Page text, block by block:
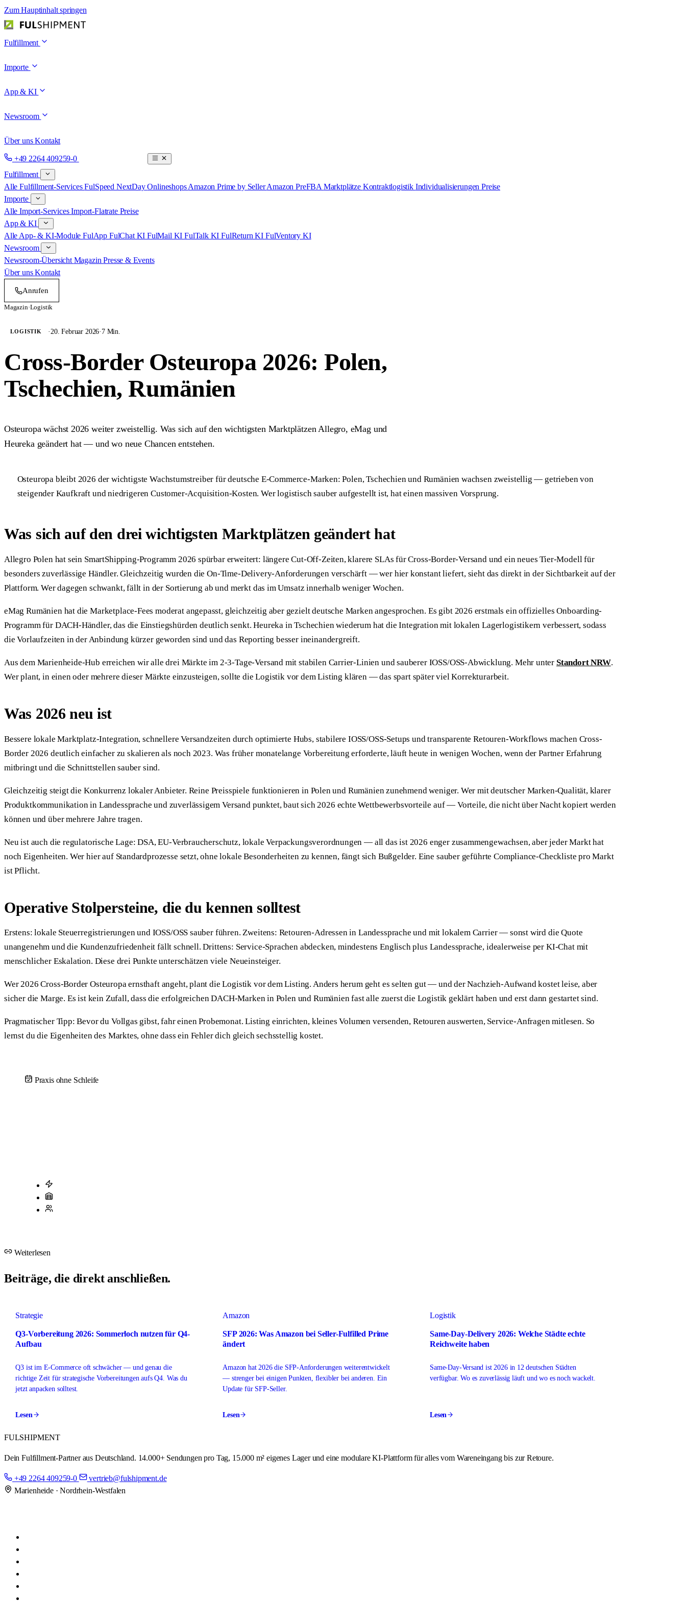
Zum Hauptinhalt springen
Fulfillment
Importe
App & KI
Newsroom
Über unsKontakt
+49 2264 409259-0
Fulfillment
Alle Fulfillment-ServicesFulSpeed NextDayOnlineshopsAmazon Prime by SellerAmazon PreFBA Marktplätze Kontraktlogistik IndividualisierungenPreise
Importe
Alle Import-ServicesImport-Flatrate Preise
App & KI
Alle App- & KI-ModuleFulApp FulChat KI FulMail KIFulTalk KIFulReturn KI FulVentory KI
Newsroom
Newsroom-Übersicht MagazinPresse & Events
Über unsKontakt
Anrufen
Magazin·Logistik
LOGISTIK · 20. Februar 2026· 7 Min.
Cross-Border Osteuropa 2026: Polen,
Tschechien, Rumänien
Osteuropa wächst 2026 weiter zweistellig. Was sich auf den wichtigsten Marktplätzen Allegro, eMag und
Heureka geändert hat — und wo neue Chancen entstehen.
Osteuropa bleibt 2026 der wichtigste Wachstumstreiber für deutsche E-Commerce-Marken: Polen, Tschechien und Rumänien wachsen zweistellig — getrieben von
steigender Kaufkraft und niedrigeren Customer-Acquisition-Kosten. Wer logistisch sauber aufgestellt ist, hat einen massiven Vorsprung.
Was sich auf den drei wichtigsten Marktplätzen geändert hat
Allegro Polen hat sein SmartShipping-Programm 2026 spürbar erweitert: längere Cut-Off-Zeiten, klarere SLAs für Cross-Border-Versand und ein neues Tier-Modell für
besonders zuverlässige Händler. Gleichzeitig wurden die On-Time-Delivery-Anforderungen verschärft — wer hier konstant liefert, sieht das direkt in der Sichtbarkeit auf der
Plattform. Wer dagegen schwankt, fällt in der Sortierung ab und merkt das im Umsatz innerhalb weniger Wochen.
eMag Rumänien hat die Marketplace-Fees moderat angepasst, gleichzeitig aber gezielt deutsche Marken angesprochen. Es gibt 2026 erstmals ein offizielles Onboarding-
Programm für DACH-Händler, das die Einstiegshürden deutlich senkt. Heureka in Tschechien wiederum hat die Integration mit lokalen Lagerlogistikern verbessert, sodass
die Vorlaufzeiten in der Anbindung kürzer geworden sind und das Reporting besser ineinandergreift.
Aus dem Marienheide-Hub erreichen wir alle drei Märkte im 2-3-Tage-Versand mit stabilen Carrier-Linien und sauberer IOSS/OSS-Abwicklung. Mehr unter Standort NRW.
Wer plant, in einen oder mehrere dieser Märkte einzusteigen, sollte die Logistik vor dem Listing klären — das spart später viel Korrekturarbeit.
Was 2026 neu ist
Bessere lokale Marktplatz-Integration, schnellere Versandzeiten durch optimierte Hubs, stabilere IOSS/OSS-Setups und transparente Retouren-Workflows machen Cross-
Border 2026 deutlich einfacher zu skalieren als noch 2023. Was früher monatelange Vorbereitung erforderte, läuft heute in wenigen Wochen, wenn der Partner Erfahrung
mitbringt und die Schnittstellen sauber sind.
Gleichzeitig steigt die Konkurrenz lokaler Anbieter. Reine Preisspiele funktionieren in Polen und Rumänien zunehmend weniger. Wer mit deutscher Marken-Qualität, klarer
Produktkommunikation in Landessprache und zuverlässigem Versand punktet, baut sich 2026 echte Wettbewerbsvorteile auf — Vorteile, die nicht über Nacht kopiert werden
können und über mehrere Jahre tragen.
Neu ist auch die regulatorische Lage: DSA, EU-Verbraucherschutz, lokale Verpackungsverordnungen — all das ist 2026 enger zusammengewachsen, aber jeder Markt hat
noch Eigenheiten. Wer hier auf Standardprozesse setzt, ohne lokale Besonderheiten zu kennen, fängt sich Bußgelder. Eine sauber geführte Compliance-Checkliste pro Markt
ist Pflicht.
Operative Stolpersteine, die du kennen solltest
Erstens: lokale Steuerregistrierungen und IOSS/OSS sauber führen. Zweitens: Retouren-Adressen in Landessprache und mit lokalem Carrier — sonst wird die Quote
unangenehm und die Kundenzufriedenheit fällt schnell. Drittens: Service-Sprachen abdecken, mindestens Englisch plus Landessprache, idealerweise per KI-Chat mit
menschlicher Eskalation. Diese drei Punkte unterschätzen viele Neueinsteiger.
Wer 2026 Cross-Border Osteuropa ernsthaft angeht, plant die Logistik vor dem Listing. Anders herum geht es selten gut — und der Nachzieh-Aufwand kostet leise, aber
sicher die Marge. Es ist kein Zufall, dass die erfolgreichen DACH-Marken in Polen und Rumänien fast alle zuerst die Logistik geklärt haben und erst dann gestartet sind.
Pragmatischer Tipp: Bevor du Vollgas gibst, fahr einen Probemonat. Listing einrichten, kleines Volumen versenden, Retouren auswerten, Service-Anfragen mitlesen. So
lernst du die Eigenheiten des Marktes, ohne dass ein Fehler dich gleich sechsstellig kostet.
Praxis ohne Schleife
Weiterlesen
Beiträge, die direkt anschließen.
Strategie
Q3-Vorbereitung 2026: Sommerloch nutzen für Q4-
Aufbau
Q3 ist im E-Commerce oft schwächer — und genau die
richtige Zeit für strategische Vorbereitungen aufs Q4. Was du
jetzt anpacken solltest.
Lesen
Amazon
SFP 2026: Was Amazon bei Seller-Fulfilled Prime
ändert
Amazon hat 2026 die SFP-Anforderungen weiterentwickelt
— strenger bei einigen Punkten, flexibler bei anderen. Ein
Update für SFP-Seller.
Lesen
Logistik
Same-Day-Delivery 2026: Welche Städte echte
Reichweite haben
Same-Day-Versand ist 2026 in 12 deutschen Städten
verfügbar. Wo es zuverlässig läuft und wo es noch wackelt.
Lesen
FULSHIPMENT
Dein Fulfillment-Partner aus Deutschland. 14.000+ Sendungen pro Tag, 15.000 m² eigenes Lager und eine modulare KI-Plattform für alles vom Wareneingang bis zur Retoure.
+49 2264 409259-0
vertrieb@fulshipment.de
Marienheide · Nordrhein-Westfalen